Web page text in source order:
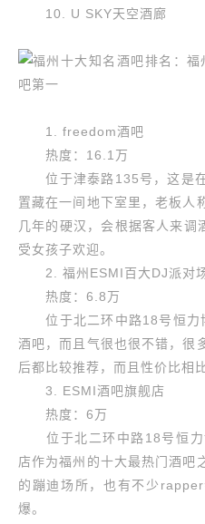
10. U SKY天空酒廊
1. freedom酒吧
热度：16.1万
位于津泰路135号，这是在
置藏在一间地下室里，老板人
几年的硬汉，会根据客人来调
受女孩子欢迎。
2. 福州ESMI百大DJ派对
热度：6.8万
位于北二环中路18号恒力
酒吧，而且气很也很不错，很
后都比较推荐，而且性价比相
3. ESMI酒吧旗舰店
热度：6万
位于北二环中路18号恒力
店作为福州的十大最热门酒吧
的蹦迪场所，也有不少
爆。